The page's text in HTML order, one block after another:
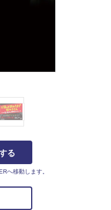
る
へ移動します。